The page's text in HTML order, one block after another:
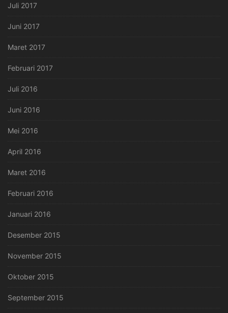
Juli 2017
Juni 2017
Maret 2017
Februari 2017
Juli 2016
Juni 2016
Mei 2016
April 2016
Maret 2016
Februari 2016
Januari 2016
Desember 2015
November 2015
Oktober 2015
September 2015